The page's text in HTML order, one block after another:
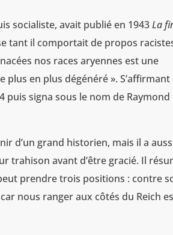
socialiste, avait publié en 1943La
tant il comportait de propos
nos races aryennes est une
en plus dégénéré ». S’affirmant
signa sous le nom de Raymond
d’un grand historien, mais il a
trahison avant d’être gracié. Il
prendre trois positions : contre
nous ranger aux côtés du Reich